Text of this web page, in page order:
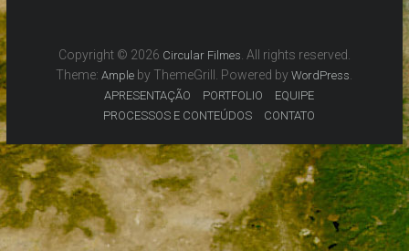
Copyright © 2026 Circular Filmes . All rights reserved.
Theme:Ample by ThemeGrill. Powered byWordPress
APRESENTAÇÃO PORTFOLIO
EQUIPE
PROCESSOS E CONTEÚDOS
CONTATO